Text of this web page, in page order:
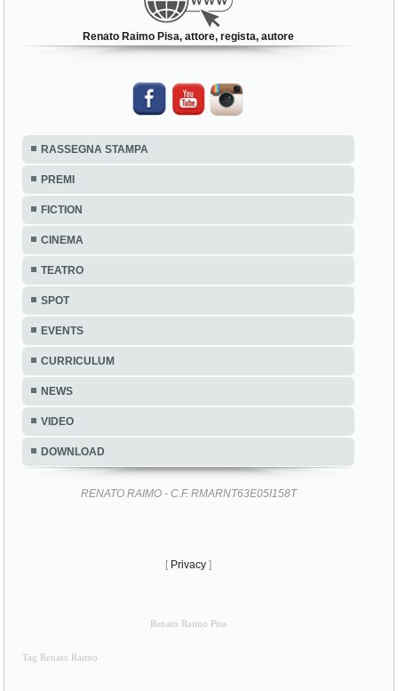
Renato Raimo Pisa, attore, regista, autore
RASSEGNA STAMPA
PREMI
FICTION
CINEMA
TEATRO
SPOT
EVENTS
CURRICULUM
NEWS
VIDEO
DOWNLOAD
RENATO RAIMO - C.F. RMARNT63E05I158T
[ Privacy ]
Renato Raimo Pisa
Tag Renato Raimo